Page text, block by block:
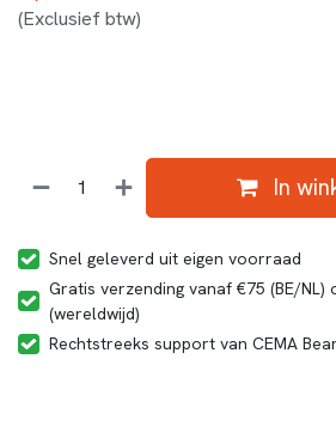
(Exclusief btw)
In
Snel geleverd uit eigen voorraad
Gratis verzending vanaf €75 (BE/NL)
(wereldwijd)
Rechtstreeks support van CEMA